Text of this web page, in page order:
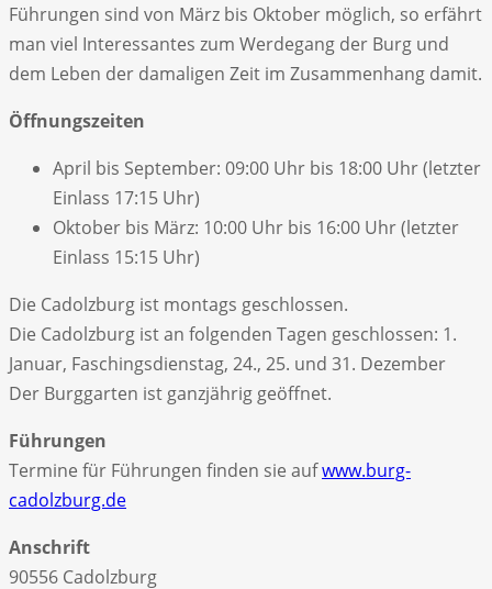
Führungen sind von März bis Oktober möglich, so erfährt
man viel Interessantes zum Werdegang der Burg und
dem Leben der damaligen Zeit im Zusammenhang damit.
Öffnungszeiten
April bis September: 09:00 Uhr bis 18:00 Uhr (letzter
Einlass 17:15 Uhr)
Oktober bis März: 10:00 Uhr bis 16:00 Uhr (letzter
Einlass 15:15 Uhr)
Die Cadolzburg ist montags geschlossen.
Die Cadolzburg ist an folgenden Tagen geschlossen: 1.
Januar, Faschingsdienstag, 24., 25. und 31. Dezember
Der Burggarten ist ganzjährig geöffnet.
Führungen
Termine für Führungen finden sie aufwww.burg-
cadolzburg.de
Anschrift
90556 Cadolzburg